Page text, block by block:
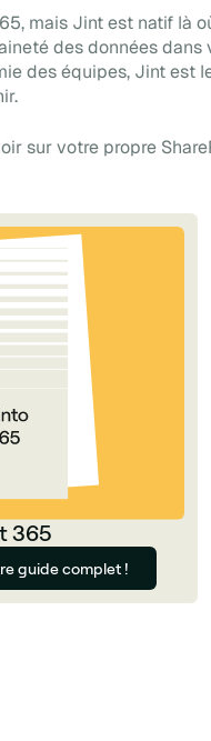
mais Jint est natif là
des données dans
des équipes, Jint est
sur votre propre
365
guide complet !